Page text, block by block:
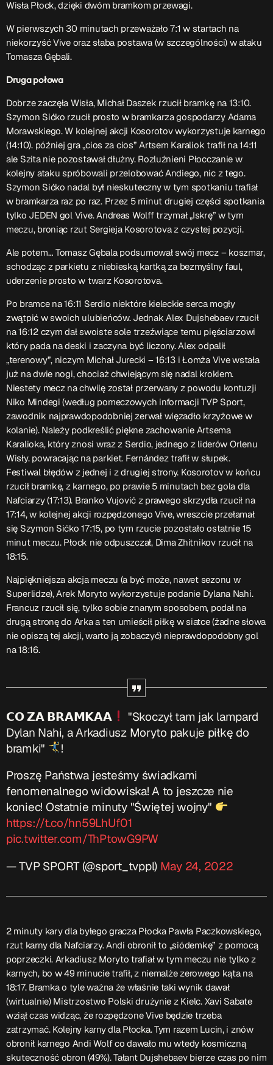
Wisła Płock, dzięki dwóm bramkom przewagi.
W pierwszych 30 minutach przeważało 7:1 w startach na
niekorzyść Vive oraz słaba postawa (w szczególności) w ataku
Tomasza Gębali.
Druga połowa
Dobrze zaczęła Wisła, Michał Daszek rzucił bramkę na 13:10.
Szymon Sićko rzucił prosto w bramkarza gospodarzy Adama
Morawskiego. W kolejnej akcji Kosorotov wykorzystuje karnego
(14:10). później gra „cios za cios” Artsem Karaliok trafił na 14:11
ale Szita nie pozostawał dłużny. Rozluźnieni Płocczanie w
kolejny ataku spróbowali przelobować Andiego, nic z tego.
Szymon Sićko nadal był nieskuteczny w tym spotkaniu trafiał
w bramkarza raz po raz. Przez 5 minut drugiej części spotkania
tylko JEDEN gol Vive. Andreas Wolff trzymał „Iskrę” w tym
meczu, broniąc rzut Sergieja Kosorotova z czystej pozycji.
Ale potem… Tomasz Gębala podsumował swój mecz – koszmar,
schodząc z parkietu z niebieską kartką za bezmyślny faul,
uderzenie prosto w twarz Kosorotova.
Po bramce na 16:11 Serdio niektóre kieleckie serca mogły
zwątpić w swoich ulubieńców. Jednak Alex Dujshebaev rzucił
na 16:12 czym dał swoiste sole trzeźwiące temu pięściarzowi
który pada na deski i zaczyna być liczony. Alex odpalił
„terenowy”, niczym Michał Jurecki – 16:13 i Łomża Vive wstała
już na dwie nogi, chociaż chwiejącym się nadal krokiem.
Niestety mecz na chwilę został przerwany z powodu kontuzji
Niko Mindegi (według pomeczowych informacji TVP Sport,
zawodnik najprawdopodobniej zerwał więzadło krzyżowe w
kolanie). Należy podkreślić piękne zachowanie Artsema
Karalioka, który znosi wraz z Serdio, jednego z liderów Orlenu
Wisły. powracając na parkiet. Fernández trafił w słupek.
Festiwal błędów z jednej i z drugiej strony. Kosorotov w końcu
rzucił bramkę, z karnego, po prawie 5 minutach bez gola dla
Nafciarzy (17:13). Branko Vujović z prawego skrzydła rzucił na
17:14, w kolejnej akcji rozpędzonego Vive, wreszcie przełamał
się Szymon Sićko 17:15, po tym rzucie pozostało ostatnie 15
minut meczu. Płock nie odpuszczał, Dima Zhitnikov rzucił na
18:15.
Najpiękniejsza akcja meczu (a być może, nawet sezonu w
Superlidze), Arek Moryto wykorzystuje podanie Dylana Nahi.
Francuz rzucił się, tylko sobie znanym sposobem, podał na
drugą stronę do Arka a ten umieścił piłkę w siatce (żadne słowa
nie opiszą tej akcji, warto ją zobaczyć) nieprawdopodobny gol
na 18:16.
𝗖𝗢 𝗭𝗔 𝗕𝗥𝗔𝗠𝗞𝗔𝗔
"Skoczył tam jak lampard
Dylan Nahi, a Arkadiusz Moryto pakuje piłkę do
bramki"
!
Proszę Państwa jesteśmy świadkami
fenomenalnego widowiska! A to jeszcze nie
koniec! Ostatnie minuty "Świętej wojny"
https://t.co/hn59LhUf01
pic.twitter.com/ThPtowG9PW
— TVP SPORT (@sport_tvppl) May 24, 2022
2 minuty kary dla byłego gracza Płocka Pawła Paczkowskiego,
rzut karny dla Nafciarzy. Andi obronił to „siódemkę” z pomocą
poprzeczki. Arkadiusz Moryto trafiał w tym meczu nie tylko z
karnych, bo w 49 minucie trafił, z niemalże zerowego kąta na
18:17. Bramka o tyle ważna że właśnie taki wynik dawał
(wirtualnie) Mistrzostwo Polski drużynie z Kielc. Xavi Sabate
wziął czas widząc, że rozpędzone Vive będzie trzeba
zatrzymać. Kolejny karny dla Płocka. Tym razem Lucin, i znów
obronił karnego Andi Wolf co dawało mu wtedy kosmiczną
skuteczność obron (49%). Tałant Dujshebaev bierze czas po nim